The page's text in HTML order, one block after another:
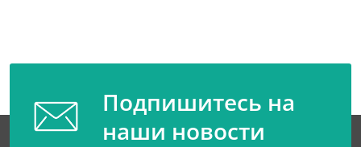
Подпишитесь на
наши новости